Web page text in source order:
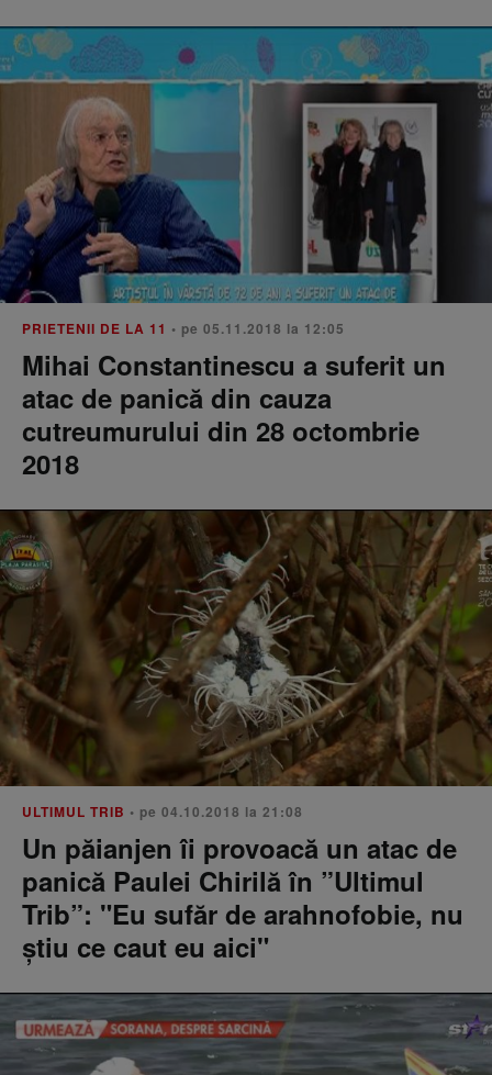
PRIETENII DE LA 11 • pe 05.11.2018 la 12:05
Mihai Constantinescu a suferit un
atac de panică din cauza
cutreumurului din 28 octombrie
2018
ULTIMUL TRIB • pe 04.10.2018 la 21:08
Un păianjen îi provoacă un atac de
panică Paulei Chirilă în ”Ultimul
Trib”: "Eu sufăr de arahnofobie, nu
știu ce caut eu aici"